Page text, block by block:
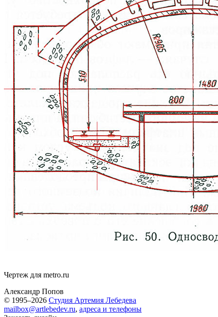
Чертеж для metro.ru
Александр Попов
© 1995–2026 Студия Артемия Лебедева
mailbox@artlebedev.ru, адреса и телефоны